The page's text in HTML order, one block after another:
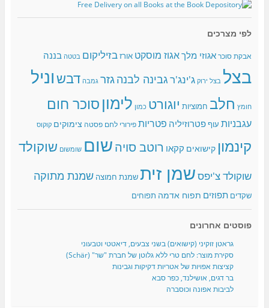
לפי מצרכים
אבקת סוכר אגוזי מלךאגוז מוסקט אורזבזיליקום בטטה בננה
בצל בצל ירוק ג'ינג'רגבינה לבנהגזר גמבה דבשוניל
חומץ חלב חמוציות יוגורט כמון לימוןסוכר חום
עגבניות עוףפטרוזיליה פטריות פירורי לחם פסטה צימוקים קוקוס
קינמון קישואים קקאו רוטב סויהשום שומשום שוקולד
שוקולד צ'יפסשמן זיתשמנת חמוצה שמנת מתוקה
שקדים תפוזים תפוח אדמה תפוחים
פוסטים אחרונים
גראטן זוקיני (קישואים) בשני צבעים, דיאטטי וטבעוני
סקירת מוצר: לחם טרי ללא גלוטן של חברת "שר" (Schär)
קציצות אפויות של אטריות דקיקות וגבינות
בר דגים, אושילנד, כפר סבא
לביבות אפונה וכוסברה